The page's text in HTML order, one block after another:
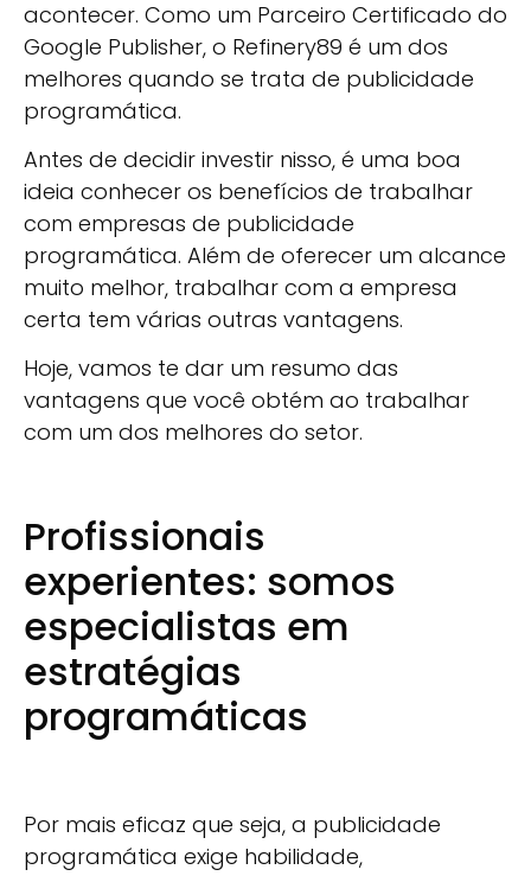
acontecer. Como um Parceiro Certificado do
Google Publisher, o Refinery89 é um dos
melhores quando se trata de publicidade
programática.
Antes de decidir investir nisso, é uma boa
ideia conhecer os benefícios de trabalhar
com empresas de publicidade
programática. Além de oferecer um alcance
muito melhor, trabalhar com a empresa
certa tem várias outras vantagens.
Hoje, vamos te dar um resumo das
vantagens que você obtém ao trabalhar
com um dos melhores do setor.
Profissionais
experientes: somos
especialistas em
estratégias
programáticas
Por mais eficaz que seja, a publicidade
programática exige habilidade,